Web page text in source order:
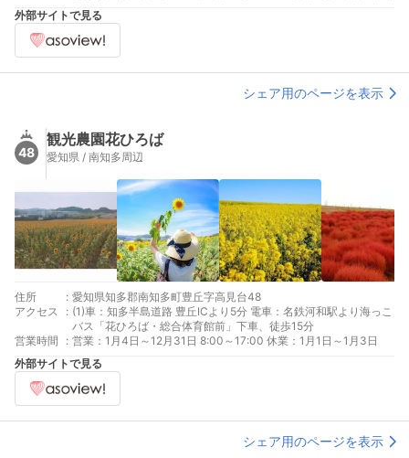
外部サイトで見る
シェア用のページを表示
48
観光農園花ひろば
愛知県 / 南知多周辺
住所 : 愛知県知多郡南知多町豊丘字高見台48
アクセス
: (1)車：知多半島道路 豊丘ICより5分 電車：名鉄河和駅より海っこ
バス「花ひろば・総合体育館前」下車、徒歩15分
営業時間
: 営業：1月4日～12月31日 8:00～17:00 休業：1月1日～1月3日
外部サイトで見る
シェア用のページを表示